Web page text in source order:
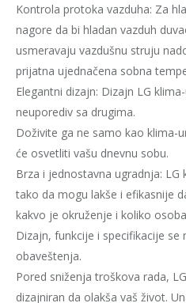
Kontrola protoka vazduha: Za
nagore da bi hladan vazduh
usmeravaju vazdušnu struju
prijatna ujednačena sobna
Elegantni dizajn: Dizajn LG
neuporediv sa drugima.
Doživite ga ne samo kao klima-
će osvetliti vašu dnevnu sobu.
Brza i jednostavna ugradnja: LG
tako da mogu lakše i efikasnije
kakvo je okruženje i koliko
Dizajn, funkcije i specifikacije
obaveštenja.
Pored sniženja troškova rada,
dizajniran da olakša vaš život.